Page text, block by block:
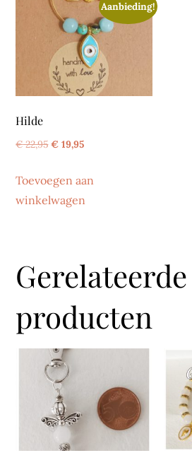
Aanbieding!
Hilde
€22,95Oorspronkelijke
was:
€ 22,95.
€ 19,95Huidige
is:
€ 19,95.
Toevoegen aan
winkelwagen
Gerelateerde
producten